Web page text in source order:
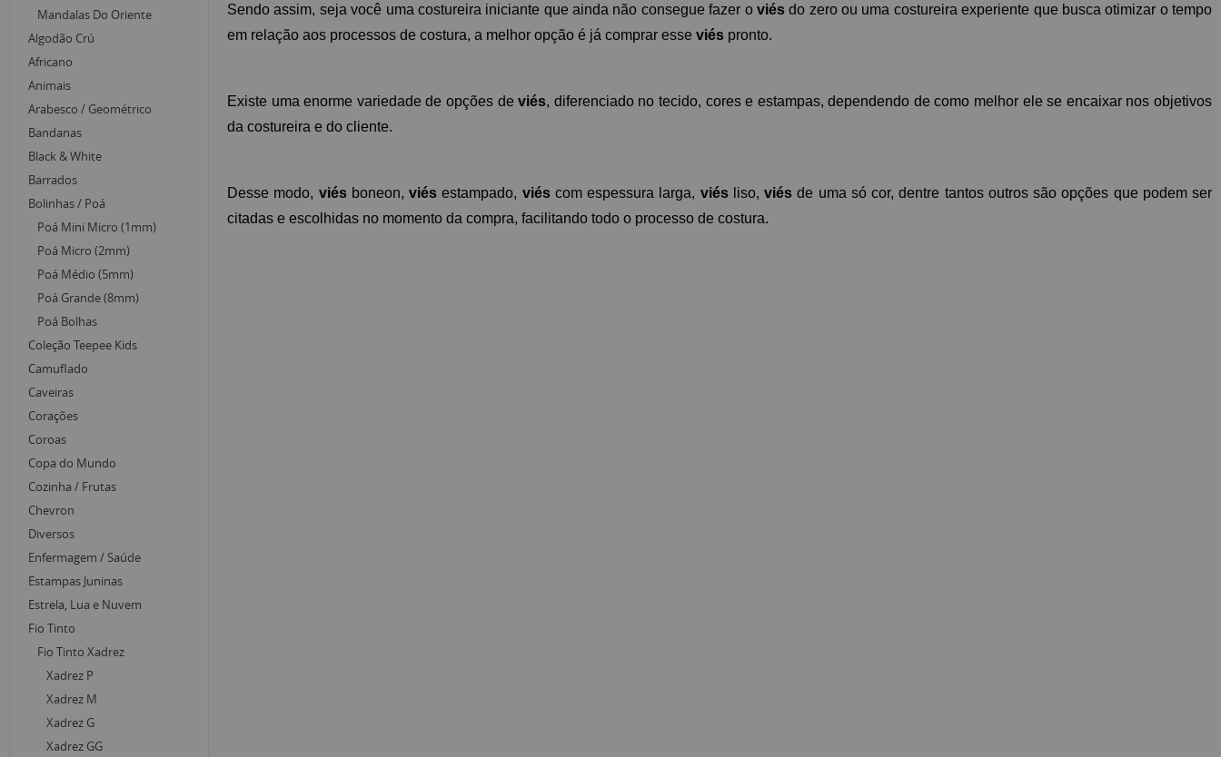
Mandalas Do Oriente
Algodão Crú
Africano
Animais
Arabesco / Geométrico
Bandanas
Black & White
Barrados
Bolinhas / Poá
Poá Mini Micro (1mm)
Poá Micro (2mm)
Poá Médio (5mm)
Poá Grande (8mm)
Poá Bolhas
Coleção Teepee Kids
Camuflado
Caveiras
Corações
Coroas
Copa do Mundo
Cozinha / Frutas
Chevron
Diversos
Enfermagem / Saúde
Estampas Juninas
Estrela, Lua e Nuvem
Fio Tinto
Fio Tinto Xadrez
Xadrez P
Xadrez M
Xadrez G
Xadrez GG
Sendo assim, seja você uma costureira iniciante que ainda não consegue fazer o viés do zero ou uma costureira experiente que busca otimizar o tempo
em relação aos processos de costura, a melhor opção é já comprar esse viés pronto.
Existe uma enorme variedade de opções de viés, diferenciado no tecido, cores e estampas, dependendo de como melhor ele se encaixar nos objetivos
da costureira e do cliente.
Desse modo, viés boneon, viés estampado, viés com espessura larga, viés liso, viés de uma só cor, dentre tantos outros são opções que podem ser
citadas e escolhidas no momento da compra, facilitando todo o processo de costura.